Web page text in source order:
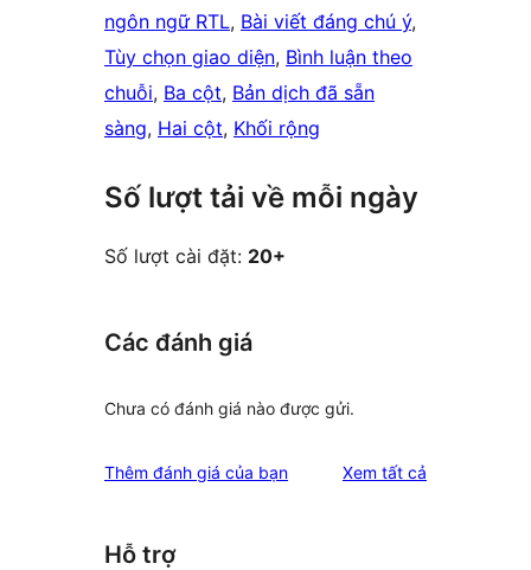
ngôn ngữ RTL, Bài viết đáng chú ý
Tùy chọn giao diện, Bình luận theo
chuỗi, Ba cột, Bản dịch đã sẵn
sàng, Hai cột, Khối rộng
Số lượt tải về mỗi ngày
Số lượt cài đặt: 20+
Các đánh giá
Chưa có đánh giá nào được gửi.
Thêm đánh giá của bạn Xem tất cả
Hỗ trợ